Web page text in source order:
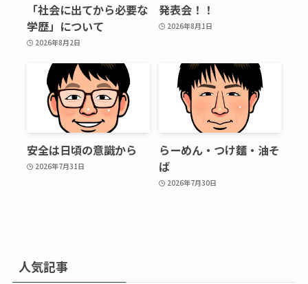
「社会に出てから必要な
学歴」について
2026年8月2日
発表会！！
2026年8月1日
安全は日頃の意識から
2026年7月31日
らーめん・つけ麵・油そ
ば
2026年7月30日
人気記事